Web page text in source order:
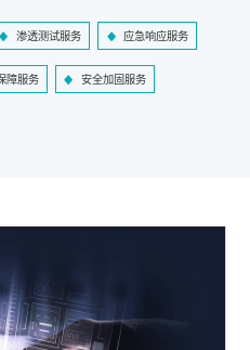
渗透测试服务 应急响应服务
障服务 安全加固服务